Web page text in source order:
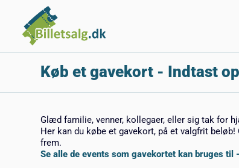
Køb et gavekort - Indtast
Glæd familie, venner, kollegaer, eller sig tak for
Her kan du købe et gavekort, på et valgfrit
frem.
Se alle de events som gavekortet kan bruges til